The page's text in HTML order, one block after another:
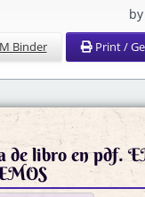
Binder Print /
de libro en pdf.